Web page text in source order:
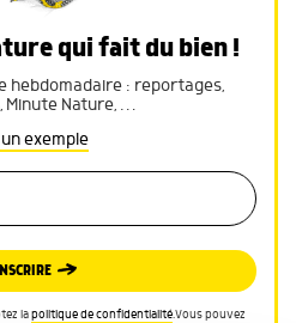
qui fait du bien !
hebdomadaire : reportages,
Minute Nature, …
exemple
lapolitique de confidentialité.Vous pouvez